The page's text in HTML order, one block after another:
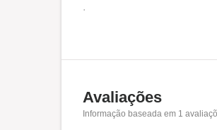
.
.
.
Avaliações
Informação baseada em 1